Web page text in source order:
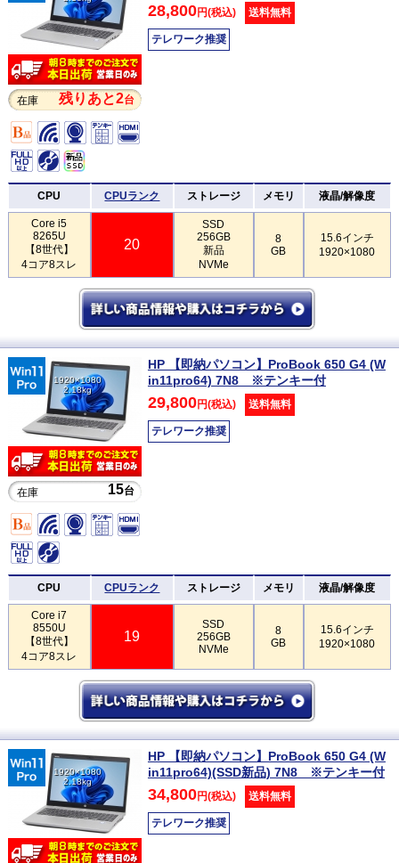
在庫 残りあと2台
28,800円(税込) 送料無料
テレワーク推奨
CPU CPUランク ストレージ メモリ 液晶/解像度
Core i5
8265U
【8世代】
4コア8スレ
20
SSD
256GB
新品
NVMe
8
GB
15.6インチ
1920×1080
1920×1080
2.18kg
在庫 15台
HP 【即納パソコン】ProBook 650 G4 (W
in11pro64) 7N8 ※テンキー付
29,800円(税込) 送料無料
テレワーク推奨
CPU CPUランク ストレージ メモリ 液晶/解像度
Core i7
8550U
【8世代】
4コア8スレ
19
SSD
256GB
NVMe
8
GB
15.6インチ
1920×1080
1920×1080
2.18kg
HP 【即納パソコン】ProBook 650 G4 (W
in11pro64)(SSD新品) 7N8 ※テンキー付
34,800円(税込) 送料無料
テレワーク推奨